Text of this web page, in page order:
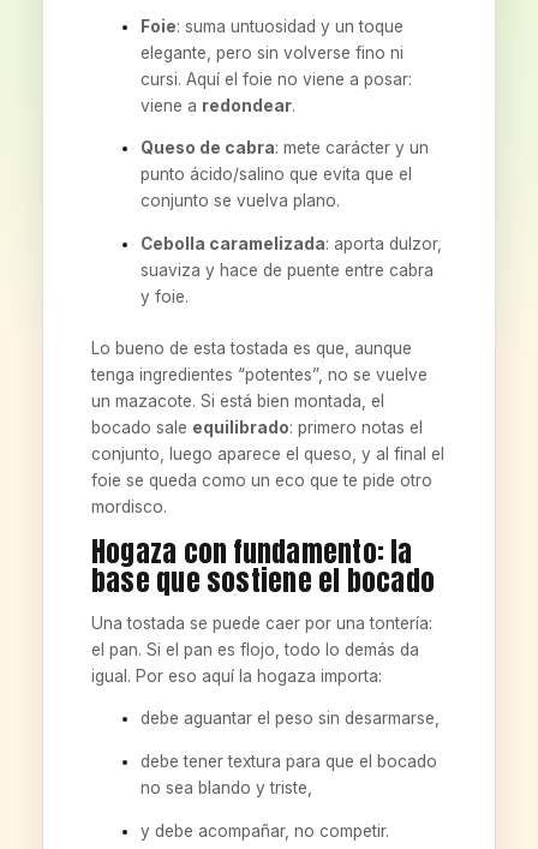
Foie: suma untuosidad y un toque
elegante, pero sin volverse fino ni
cursi. Aquí el foie no viene a posar:
viene a redondear.
Queso de cabra: mete carácter y un
punto ácido/salino que evita que el
conjunto se vuelva plano.
Cebolla caramelizada: aporta dulzor,
suaviza y hace de puente entre cabra
y foie.
Lo bueno de esta tostada es que, aunque
tenga ingredientes “potentes”, no se vuelve
un mazacote. Si está bien montada, el
bocado sale equilibrado: primero notas el
conjunto, luego aparece el queso, y al final el
foie se queda como un eco que te pide otro
mordisco.
Hogaza con fundamento: la
base que sostiene el bocado
Una tostada se puede caer por una tontería:
el pan. Si el pan es flojo, todo lo demás da
igual. Por eso aquí la hogaza importa:
debe aguantar el peso sin desarmarse,
debe tener textura para que el bocado
no sea blando y triste,
y debe acompañar, no competir.